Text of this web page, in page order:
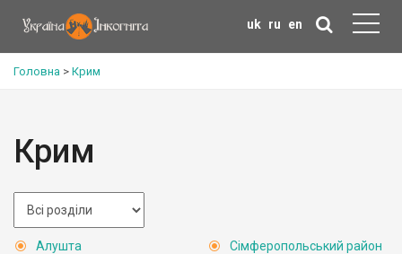
uk ru en
Головна > Крим
Крим
Алушта
Сімферопольський район